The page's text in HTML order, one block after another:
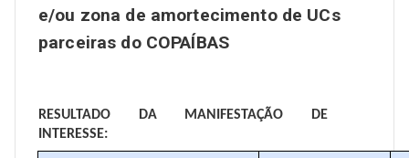
e/ou zona de amortecimento de UCs
parceiras do COPAÍBAS
RESULTADO DA MANIFESTAÇÃO DE
INTERESSE: